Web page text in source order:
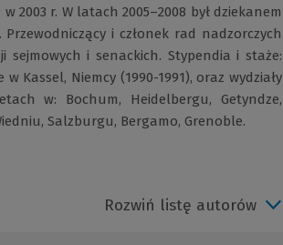
2003 r. W latach 2005–2008 był dziekanem
Przewodniczący i członek rad nadzorczych
sejmowych i senackich. Stypendia i staże:
Kassel, Niemcy (1990-1991), oraz wydziały
w: Bochum, Heidelbergu, Getyndze,
Salzburgu, Bergamo, Grenoble.
Rozwiń listę autorów